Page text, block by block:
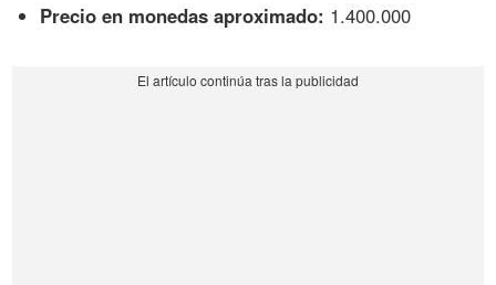
Precio en monedas aproximado: 1.400.000